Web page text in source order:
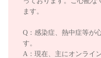
ます。
Q：感染症、熱中症等が
す。
A：現在、主にオンライ